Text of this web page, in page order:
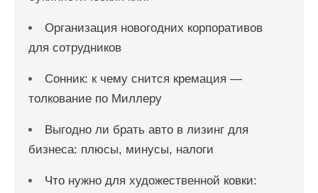
Организация новогодних корпоративов
для сотрудников
Сонник: к чему снится кремация —
толкование по Миллеру
Выгодно ли брать авто в лизинг для
бизнеса: плюсы, минусы, налоги
Что нужно для художественной ковки: